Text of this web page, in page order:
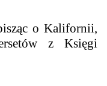
o Kalifornii,
z Księgi